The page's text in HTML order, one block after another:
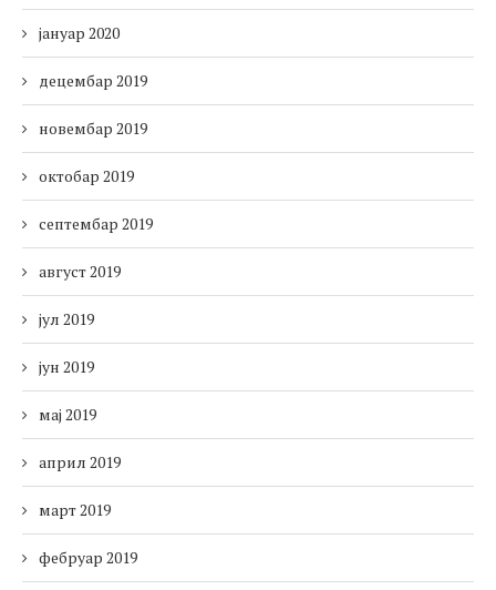
јануар 2020
децембар 2019
новембар 2019
октобар 2019
септембар 2019
август 2019
јул 2019
јун 2019
мај 2019
април 2019
март 2019
фебруар 2019